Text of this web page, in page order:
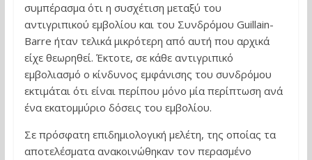
συμπέρασμα ότι η συσχέτιση μεταξύ του
αντιγριπικού εμβολίου και του Συνδρόμου Guillain-
Barre ήταν τελικά μικρότερη από αυτή που αρχικά
είχε θεωρηθεί. Έκτοτε, σε κάθε αντιγριπικό
εμβολιασμό ο κίνδυνος εμφάνισης του συνδρόμου
εκτιμάται ότι είναι περίπου μόνο μία περίπτωση ανά
ένα εκατομμύριο δόσεις του εμβολίου.
Σε πρόσφατη επιδημιολογική μελέτη, της οποίας τα
αποτελέσματα ανακοινώθηκαν τον περασμένο